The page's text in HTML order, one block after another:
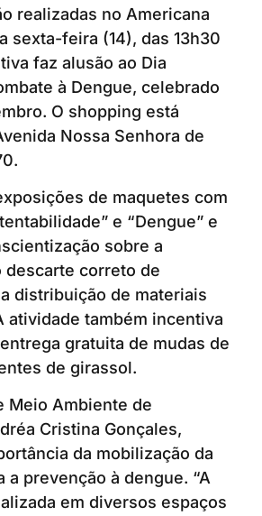
realizadas no Americana
sexta-feira (14), das 13h30
faz alusão ao Dia
à Dengue, celebrado
O shopping está
Nossa Senhora de
de maquetes com
e “Dengue” e
sobre a
descarte correto de
distribuição de materiais
atividade também incentiva
gratuita de mudas de
de girassol.
Meio Ambiente de
Cristina Gonçales,
da mobilização da
a prevenção à dengue. “A
em diversos espaços